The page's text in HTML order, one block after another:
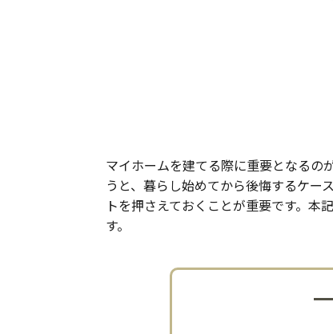
マイホームを建てる際に重要となるの
うと、暮らし始めてから後悔するケー
トを押さえておくことが重要です。
す。